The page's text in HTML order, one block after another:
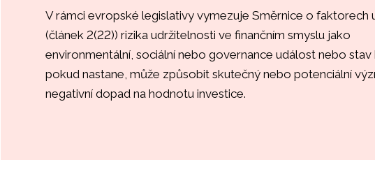
V rámci evropské legislativy vymezuje Směrnice o faktorech
(článek 2(22)) rizika udržitelnosti ve finančním smyslu jako
environmentální, sociální nebo governance událost nebo stav
pokud nastane, může způsobit skutečný nebo potenciální
negativní dopad na hodnotu investice.